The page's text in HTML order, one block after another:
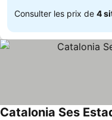
Consulter les prix de 4
Catalonia Ses